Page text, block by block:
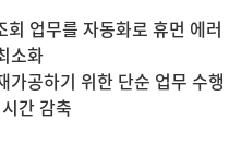
업무를 자동화로 휴먼 에러
소화
가공하기 위한 단순 업무 수행
간 감축